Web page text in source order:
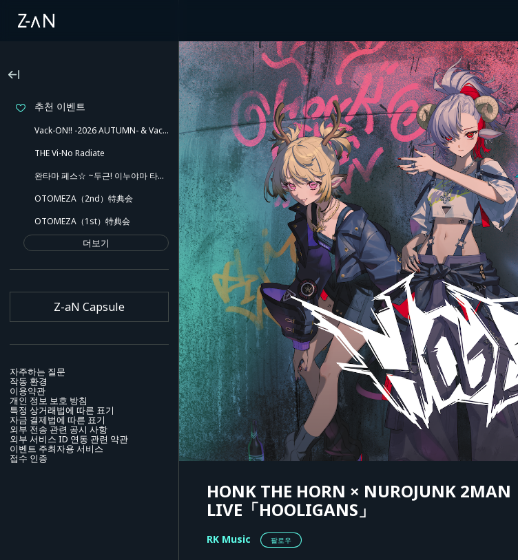
추천 이벤트
Vack-ON!! -2026 AUTUMN- & Vack-ON!! -Blink side-
THE Vi-No Radiate
완타마 페스☆ ~두근! 이누야마 타마키와 유쾌한 동료들!! 깜짝 노출도 있어~
OTOMEZA（2nd）特典会
OTOMEZA（1st）特典会
더보기
Z-aN Capsule
자주하는 질문
작동 환경
이용약관
개인 정보 보호 방침
특정 상거래법에 따른 표기
자금 결제법에 따른 표기
외부 전송 관련 공시 사항
외부 서비스 ID 연동 관련 약관
이벤트 주최자용 서비스
접수 인증
HONK THE HORN × NUROJUNK 2MAN
LIVE「HOOLIGANS」
RK Music 팔로우